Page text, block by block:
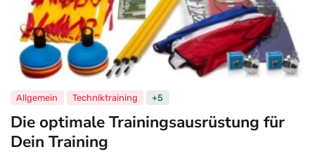
Die optimale Trainingsausrüstung für
Dein Training
Allgemein Techniktraining +5